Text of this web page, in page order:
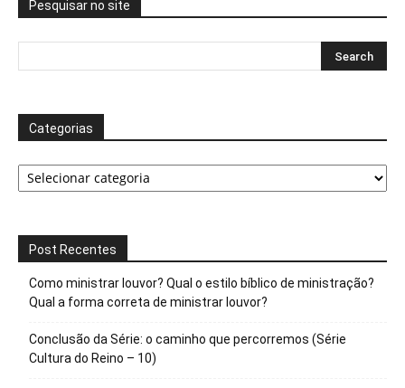
Pesquisar no site
Categorias
Categorias
Post Recentes
Como ministrar louvor? Qual o estilo bíblico de ministração?
Qual a forma correta de ministrar louvor?
Conclusão da Série: o caminho que percorremos (Série
Cultura do Reino – 10)